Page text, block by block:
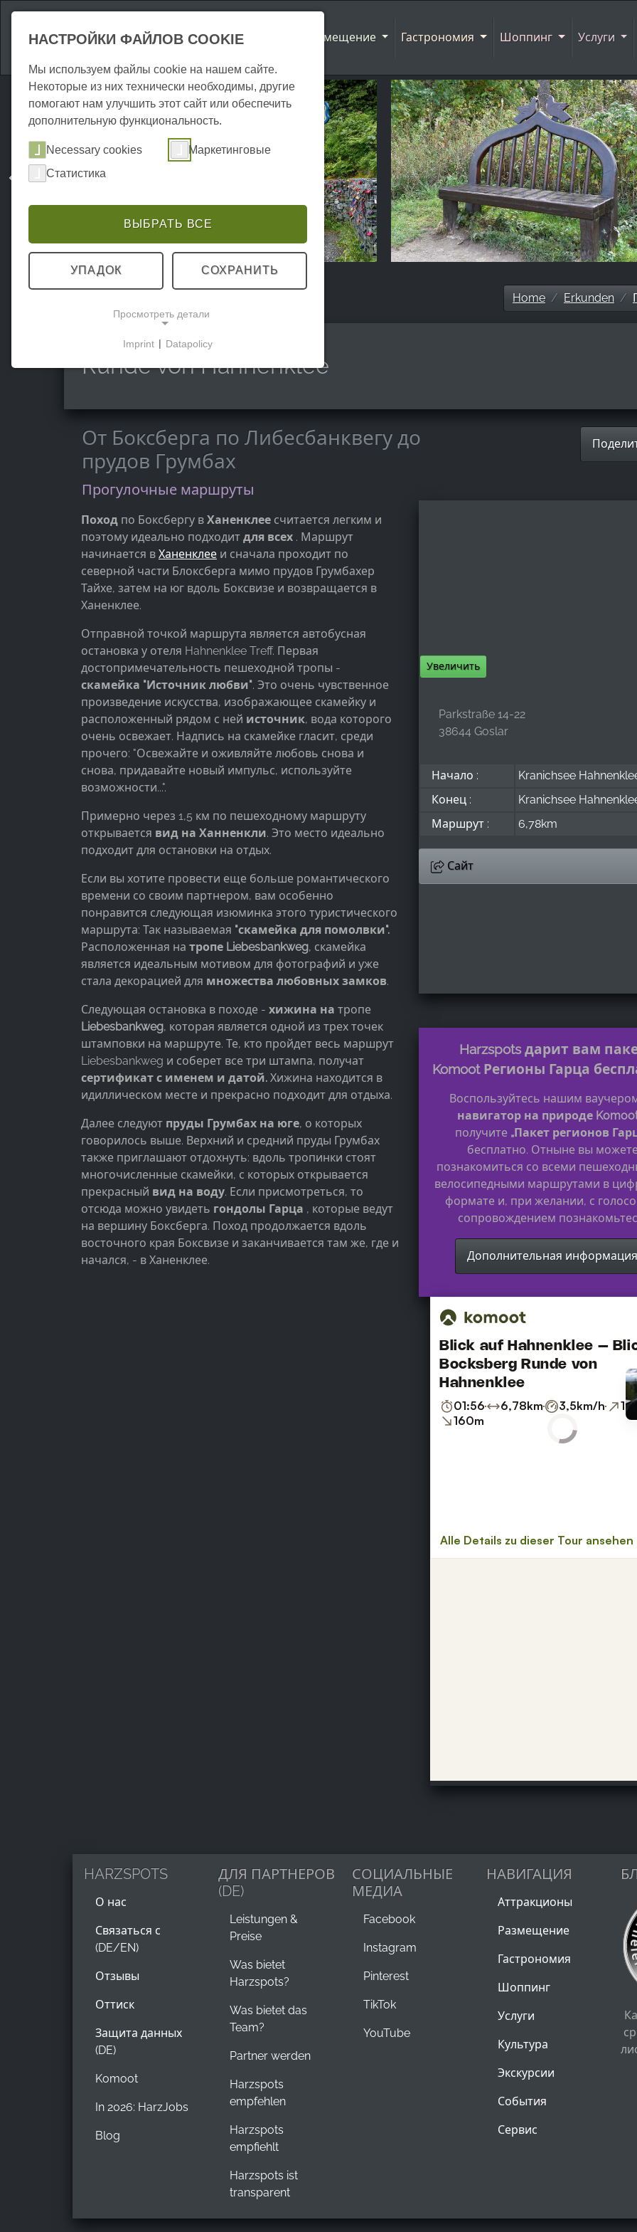
Аттракционы Размещение Гастрономия Шоппинг Услуги
Home Erkunden
Runde von Hahnenklee
От Боксберга по Либесбанквегу до
прудов Грумбах
Прогулочные маршруты
Поход по Боксбергу в Ханенклее считается легким и
поэтому идеально подходит для всех . Маршрут
начинается в Ханенклее и сначала проходит по
северной части Блоксберга мимо прудов Грумбахер
Тайхе, затем на юг вдоль Боксвизе и возвращается в
Ханенклее.
Отправной точкой маршрута является автобусная
остановка у отеля Hahnenklee Treff. Первая
достопримечательность пешеходной тропы -
скамейка "Источник любви". Это очень чувственное
произведение искусства, изображающее скамейку и
расположенный рядом с ней источник, вода которого
очень освежает. Надпись на скамейке гласит, среди
прочего: "Освежайте и оживляйте любовь снова и
снова, придавайте новый импульс, используйте
возможности...".
Примерно через 1,5 км по пешеходному маршруту
открывается вид на Ханненкли. Это место идеально
подходит для остановки на отдых.
Если вы хотите провести еще больше романтического
времени со своим партнером, вам особенно
понравится следующая изюминка этого туристического
маршрута: Так называемая "скамейка для помолвки".
Расположенная на тропе Liebesbankweg, скамейка
является идеальным мотивом для фотографий и уже
стала декорацией для множества любовных замков.
Следующая остановка в походе - хижина на тропе
Liebesbankweg, которая является одной из трех точек
штамповки на маршруте. Те, кто пройдет весь маршрут
Liebesbankweg и соберет все три штампа, получат
сертификат с именем и датой. Хижина находится в
идиллическом месте и прекрасно подходит для отдыха.
Далее следуют пруды Грумбах на юге, о которых
говорилось выше. Верхний и средний пруды Грумбах
также приглашают отдохнуть: вдоль тропинки стоят
многочисленные скамейки, с которых открывается
прекрасный вид на воду. Если присмотреться, то
отсюда можно увидеть гондолы Гарца , которые ведут
на вершину Боксберга. Поход продолжается вдоль
восточного края Боксвизе и заканчивается там же, где и
начался, - в Ханенклее.
Увеличить
Parkstraße 14-22
38644 Goslar
Начало :
Kranichsee
Конец :
Kranichsee
Маршрут :
6,78km
Сайт
Harzspots дарит вам
Komoot Регионы Гарца
Воспользуйтесь нашим
навигатор на природе
получите„Пакет регионов
бесплатно. Отныне вы
познакомиться со всеми
велосипедными маршрутами в
формате и, при желании, с
сопровождением
Дополнительная информация
HARZSPOTS
О нас
Связаться с
(DE/EN)
Отзывы
Оттиск
Защита данных
(DE)
Komoot
In 2026: HarzJobs
Blog
ДЛЯ ПАРТНЕРОВ
(DE)
Leistungen &
Preise
Was bietet
Harzspots?
Was bietet das
Team?
Partner werden
Harzspots
empfehlen
Harzspots
empfiehlt
Harzspots ist
transparent
СОЦИАЛЬНЫЕ
МЕДИА
Facebook
Instagram
Pinterest
TikTok
YouTube
НАВИГАЦИЯ
Аттракционы
Размещение
Гастрономия
Шоппинг
Услуги
Культура
Экскурсии
События
Сервис
НАСТРОЙКИ ФАЙЛОВ COOKIE
Мы используем файлы cookie на нашем сайте.
Некоторые из них технически необходимы, другие
помогают нам улучшить этот сайт или обеспечить
дополнительную функциональность.
Necessary cookies
Маркетинговые
Статистика
ВЫБРАТЬ ВСЕ
УПАДОК СОХРАНИТЬ
Просмотреть детали
Эти файлы cookie обеспечивают базовую
использования сайта.
МАРКЕТИНГОВЫЕ
Маркетинговые файлы cookie используются
третьими сторонами для показа
персонализированной рекламы. Для этого они
отслеживают посетителей на разных сайтах.
Facebook Pixel
Name:
Provider:
Facebook Ireland Ltd.
Измерение рекламы и маркетинг
Cookie
duration:
СТАТИСТИКА
Статистические Cookies собирают информацию
понять, как наши посетители используют наш
Google Analytics
_ga, _gid, _gac_gb_
Google LLC
Purpose:
Сбор статистических данных об
использовании сайта
Cookie
24 часа - 2 года
Imprint | Datapolicy